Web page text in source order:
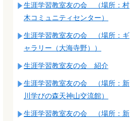
生涯学習教室友の会 （場所：村
木コミュニティセンター）
生涯学習教室友の会 （場所：ギ
ャラリー（大海寺野））
生涯学習教室友の会 紹介
生涯学習教室友の会 （場所：新
川学びの森天神山交流館）
生涯学習教室友の会 （場所：新